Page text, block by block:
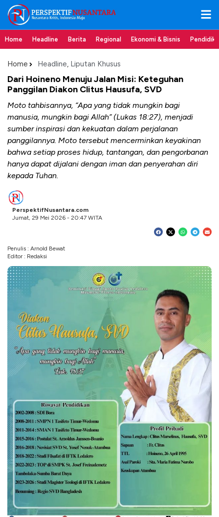
Home Headline Berita Regional Ekonomi & Bisnis
Home Headline, Liputan Khusus
Dari Hoineno Menuju Jalan Misi: Keteguhan
Panggilan Diakon Clitus Hausufa, SVD
Moto tahbisannya, “Apa yang tidak mungkin bagi
manusia, mungkin bagi Allah” (Lukas 18:27), menjadi
sumber inspirasi dan kekuatan dalam perjalanan
panggilannya. Moto tersebut mencerminkan keyakinan
bahwa setiap proses hidup, tantangan, dan pengorbanan
hanya dapat dijalani dengan iman dan penyerahan diri
kepada Tuhan.
PerspektifNusantara.com
Jumat, 29 Mei 2026 - 20:47 WITA
Penulis : Arnold Bewat
Editor : Redaksi